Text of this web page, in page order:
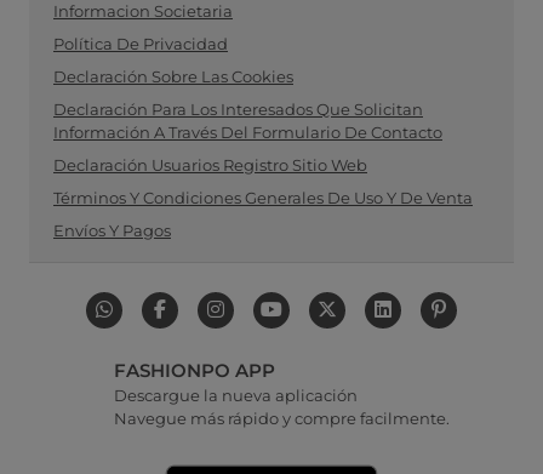
Informacion Societaria
Política De Privacidad
Declaración Sobre Las Cookies
Declaración Para Los Interesados Que Solicitan
Información A Través Del Formulario De Contacto
Declaración Usuarios Registro Sitio Web
Términos Y Condiciones Generales De Uso Y De Venta
Envíos Y Pagos
FASHIONPO APP
Descargue la nueva aplicación
Navegue más rápido y compre facilmente.